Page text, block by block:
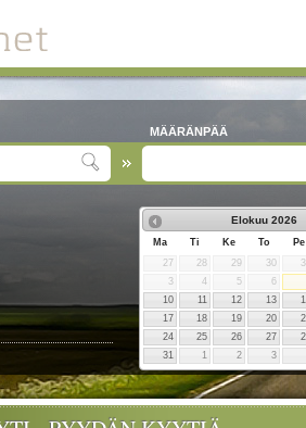
MÄÄRÄNPÄÄ
Elokuu 2026
Ma Ti Ke To
Pe
27
28 29 30
3
4 5
6
10
11 12 13
17
18 19 20
24
25 26 27
31
1 2 3